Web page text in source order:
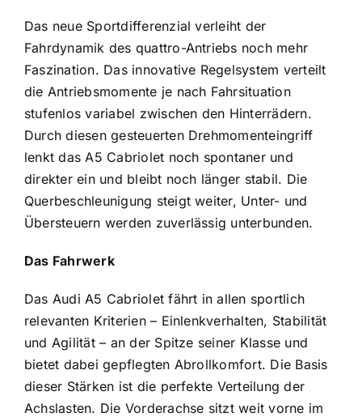
Das neue Sportdifferenzial verleiht der
Fahrdynamik des quattro-Antriebs noch mehr
Faszination. Das innovative Regelsystem verteilt
die Antriebsmomente je nach Fahrsituation
stufenlos variabel zwischen den Hinterrädern.
Durch diesen gesteuerten Drehmomenteingriff
lenkt das A5 Cabriolet noch spontaner und
direkter ein und bleibt noch länger stabil. Die
Querbeschleunigung steigt weiter, Unter- und
Übersteuern werden zuverlässig unterbunden.
Das Fahrwerk
Das Audi A5 Cabriolet fährt in allen sportlich
relevanten Kriterien – Einlenk­verhalten, Stabilität
und Agilität – an der Spitze seiner Klasse und
bietet dabei gepflegten Abrollkomfort. Die Basis
dieser Stärken ist die perfekte Verteilung der
Achslasten. Die Vorderachse sitzt weit vorne im